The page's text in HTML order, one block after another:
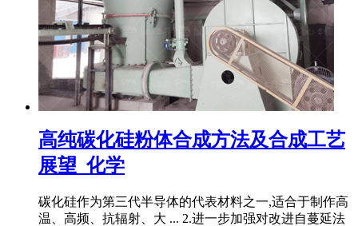
高纯碳化硅粉体合成方法及合成工艺
展望_化学
碳化硅作为第三代半导体的代表材料之一,适合于制作高
温、高频、抗辐射、大 ... 2.进一步加强对改进自蔓延法